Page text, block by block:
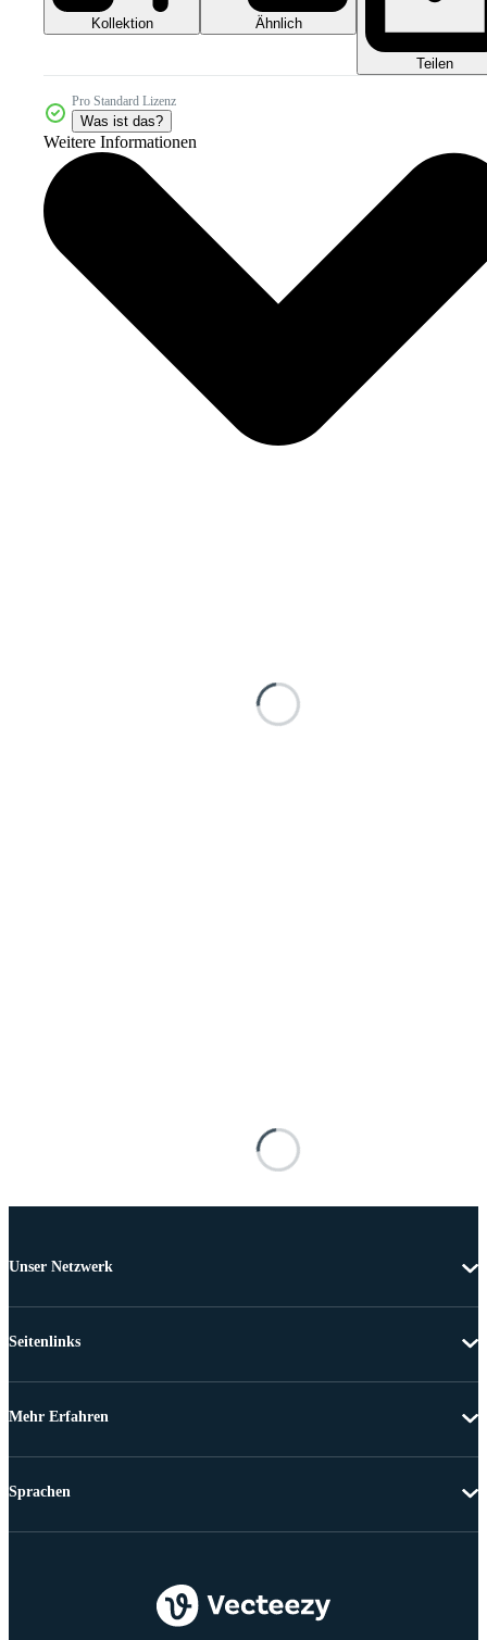
Kollektion Ähnlich
Teilen
Pro Standard Lizenz
Was ist das?
Weitere Informationen
Unser Netzwerk
Seitenlinks
Mehr Erfahren
Sprachen